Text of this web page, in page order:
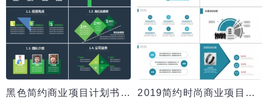
黑色简约商业项目计划书PPT模板 2019简约时尚商业项目计划书PPT模板